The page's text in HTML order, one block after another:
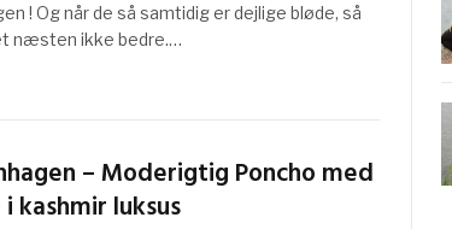
! Og når de så samtidig er dejlige bløde, så
næsten ikke bedre.…
– Moderigtig Poncho med
kashmir luksus